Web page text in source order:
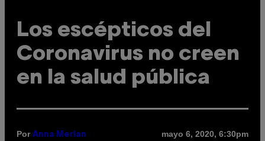
Los escépticos del
Coronavirus no creen
en la salud pública
Por Anna Merlan mayo 6, 2020, 6:30pm